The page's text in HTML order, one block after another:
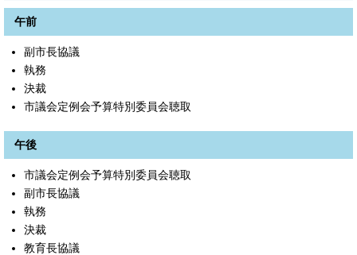
午前
副市長協議
執務
決裁
市議会定例会予算特別委員会聴取
午後
市議会定例会予算特別委員会聴取
副市長協議
執務
決裁
教育長協議